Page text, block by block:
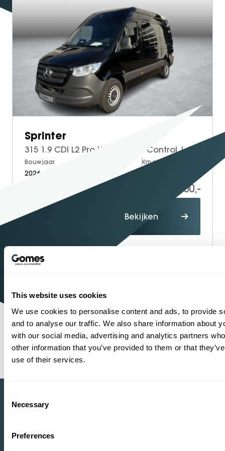
This website uses cookies
We use cookies to personalise content and ads, to provide
and to analyse our traffic. We also share information about
with our social media, advertising and analytics partners
other information that you’ve provided to them or that
use of their services.
Selection
Necessary
Preferences
Sprinter
315 1.9 CDI L2 Pro HD | Cruise Control | Achteruitrijcamera
Bouwjaar
2026
Km-stand
59.400,-
Bekijken
Sinds
smart, Dongfeng BOX en MHERO
One-Stop-Shopping
1 2 3 4
Wij helpen u verder.